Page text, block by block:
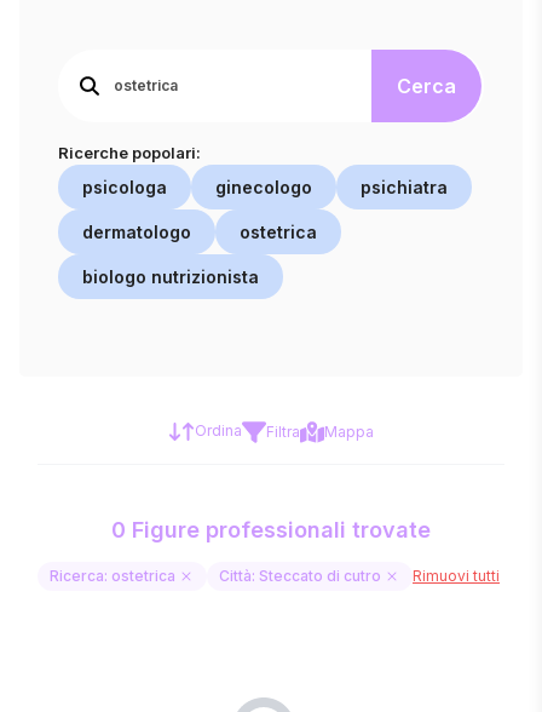
Cerca
Ricerche popolari:
psicologa ginecologo psichiatra
dermatologo ostetrica
biologo nutrizionista
Ordina Filtra Mappa
0 Figure professionali trovate
Ricerca: ostetrica Città: Steccato di cutro Rimuovi tutti